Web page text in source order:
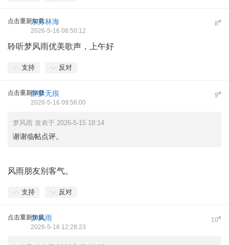
点击重新加载 8#
东方林海
2026-5-16 08:50:12
聆听梦风雨优美歌声，上午好
支持 反对
点击重新加载 9#
醉梦无痕
2026-5-16 09:56:00
梦风雨 发表于 2026-5-15 18:14
谢谢临帖点评。
风雨朋友别客气。
支持 反对
点击重新加载 10#
梦风雨
2026-5-16 12:28:23